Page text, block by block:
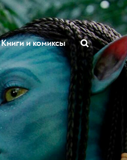
Книги и комиксы